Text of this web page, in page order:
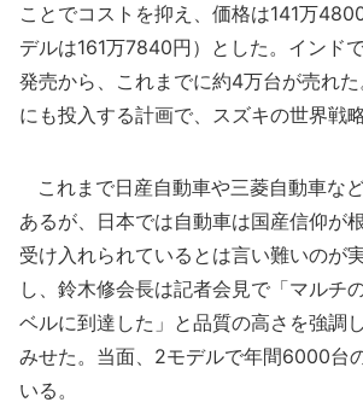
ことでコストを抑え、価格は141万
デルは161万7840円）とした。インド
発売から、これまでに約4万台が売れ
にも投入する計画で、スズキの世界戦
これまで日産自動車や三菱自動車な
あるが、日本では自動車は国産信仰が
受け入れられているとは言い難いのが
し、鈴木修会長は記者会見で「マルチ
ベルに到達した」と品質の高さを強調
みせた。当面、2モデルで年間6000台
いる。